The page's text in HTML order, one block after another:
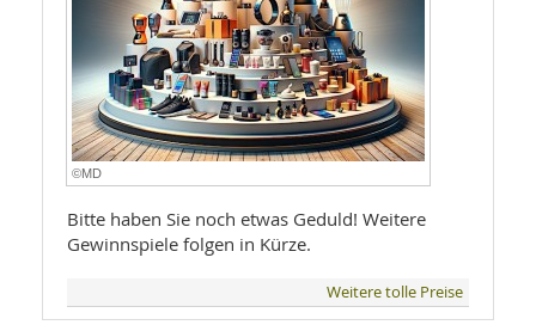
©MD
Bitte haben Sie noch etwas Geduld! Weitere
Gewinnspiele folgen in Kürze.
Weitere tolle Preise